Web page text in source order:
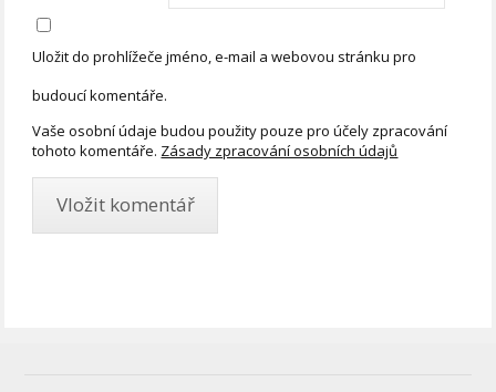
Uložit do prohlížeče jméno, e-mail a webovou stránku pro
budoucí komentáře.
Vaše osobní údaje budou použity pouze pro účely zpracování
tohoto komentáře. Zásady zpracování osobních údajů